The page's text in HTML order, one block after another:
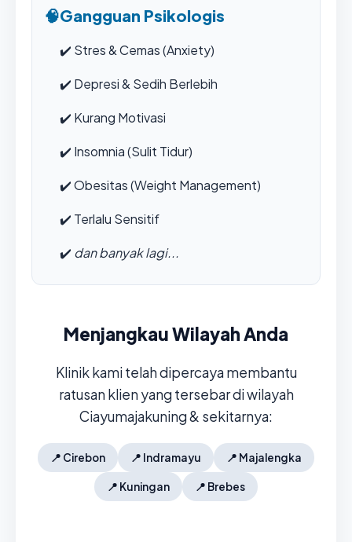
🧠Gangguan Psikologis
✔️ Stres & Cemas (Anxiety)
✔️ Depresi & Sedih Berlebih
✔️ Kurang Motivasi
✔️ Insomnia (Sulit Tidur)
✔️Obesitas (Weight Management)
✔️ Terlalu Sensitif
✔️ dan banyak lagi...
Menjangkau Wilayah Anda
Klinik kami telah dipercaya membantu
ratusan klien yang tersebar di wilayah
Ciayumajakuning & sekitarnya:
📍 Cirebon 📍 Indramayu 📍 Majalengka
📍 Kuningan 📍 Brebes